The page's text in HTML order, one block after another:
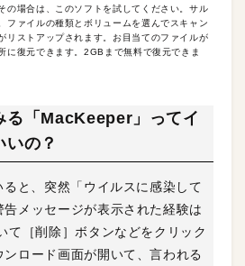
の場合は、このソフトを試してください。サル
ファイルの種類とボリュームを選んでスキャン
リストアップされます。お目当てのファイルが
に復元できます。2GBまで無料で復元できま
る「MacKeeper」ってイ
いの？
と、突然「ウイルスに感染して
メッセージが表示された経験は
て［削除］ボタンなどをクリック
ロード画面が開いて、言われる